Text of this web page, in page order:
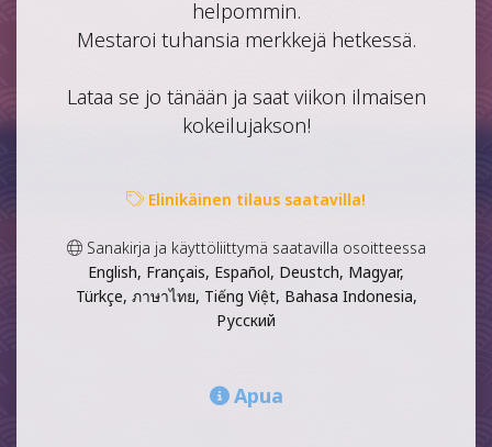
helpommin.
Mestaroi tuhansia merkkejä hetkessä.
Lataa se jo tänään ja saat viikon ilmaisen
kokeilujakson!
Elinikäinen tilaus saatavilla!
Sanakirja ja käyttöliittymä saatavilla osoitteessa
English, Français, Español, Deustch, Magyar,
Türkçe, ภาษาไทย, Tiếng Việt, Bahasa Indonesia,
Русский
Apua